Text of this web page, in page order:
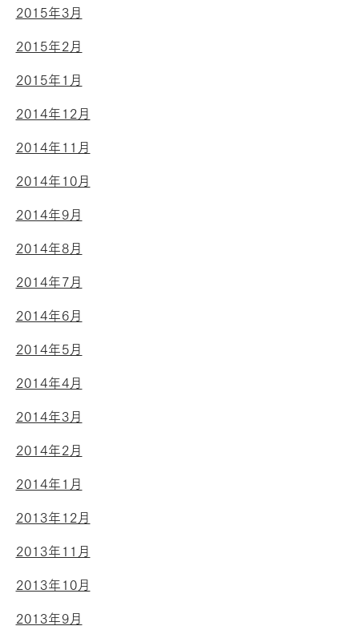
2015年3月
2015年2月
2015年1月
2014年12月
2014年11月
2014年10月
2014年9月
2014年8月
2014年7月
2014年6月
2014年5月
2014年4月
2014年3月
2014年2月
2014年1月
2013年12月
2013年11月
2013年10月
2013年9月